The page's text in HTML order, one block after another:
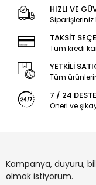
HIZLI VE
Siparişleriniz
TAKSİT
Tüm kredi
YETKİLİ
Tüm
7 / 24
Öneri ve
Kampanya, duyuru,
olmak istiyorum.